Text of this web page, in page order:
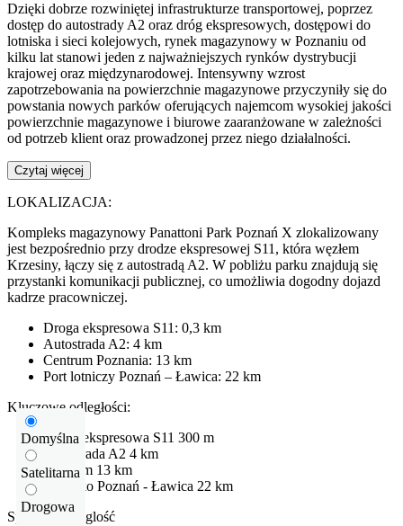
Dzięki dobrze rozwiniętej infrastrukturze transportowej, poprzez
dostęp do autostrady A2 oraz dróg ekspresowych, dostępowi do
lotniska i sieci kolejowych, rynek magazynowy w Poznaniu od
kilku lat stanowi jeden z najważniejszych rynków dystrybucji
krajowej oraz międzynarodowej. Intensywny wzrost
zapotrzebowania na powierzchnie magazynowe przyczyniły się do
powstania nowych parków oferujących najemcom wysokiej jakości
powierzchnie magazynowe i biurowe zaaranżowane w zależności
od potrzeb klient oraz prowadzonej przez niego działalności.
Czytaj więcej
LOKALIZACJA:
Kompleks magazynowy Panattoni Park Poznań X zlokalizowany
jest bezpośrednio przy drodze ekspresowej S11, która węzłem
Krzesiny, łączy się z autostradą A2. W pobliżu parku znajdują się
przystanki komunikacji publicznej, co umożliwia dogodny dojazd
kadrze pracowniczej.
Droga ekspresowa S11: 0,3 km
Autostrada A2: 4 km
Centrum Poznania: 13 km
Port lotniczy Poznań – Ławica: 22 km
Domyślna
Satelitarna
Drogowa
Kluczowe odległości:
Droga ekspresowa S11 300 m
Autostrada A2 4 km
Centrum 13 km
Lotnisko Poznań - Ławica 22 km
Sprawdź odleglość